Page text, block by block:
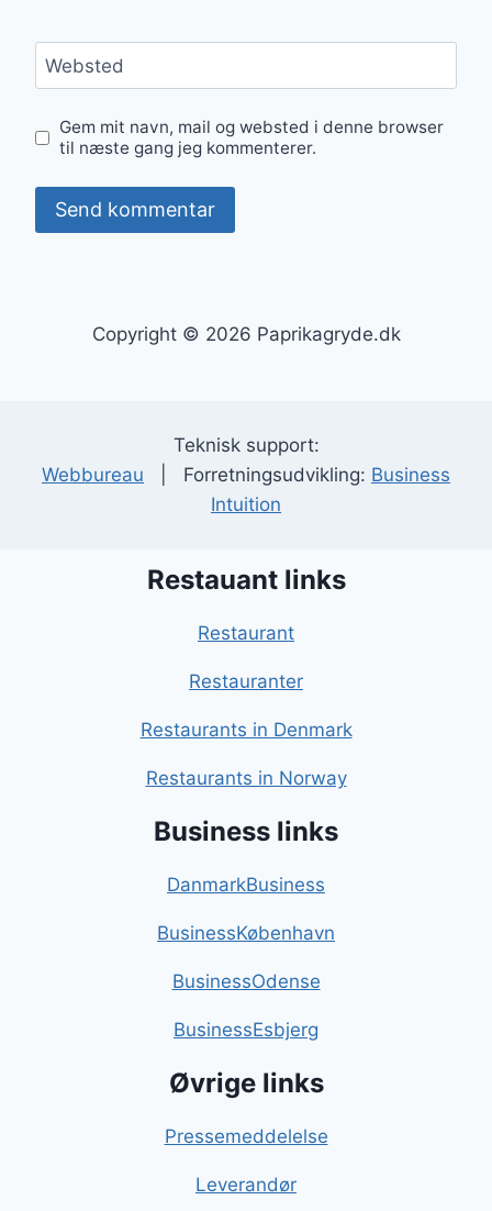
Websted
Gem mit navn, mail og websted i denne browser
til næste gang jeg kommenterer.
Copyright © 2026 Paprikagryde.dk
Teknisk support:
Webbureau | Forretningsudvikling: Business
Intuition
Restauant links
Restaurant
Restauranter
Restaurants in Denmark
Restaurants in Norway
Business links
DanmarkBusiness
BusinessKøbenhavn
BusinessOdense
BusinessEsbjerg
Øvrige links
Pressemeddelelse
Leverandør